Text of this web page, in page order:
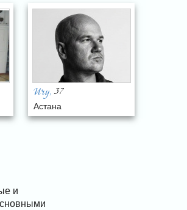
Ury, 37
Астана
и